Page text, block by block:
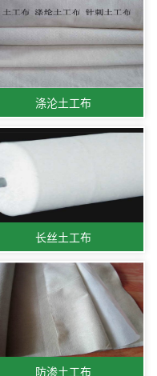
涤沦土工布
长丝土工布
防渗土工布